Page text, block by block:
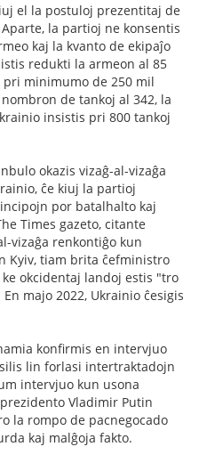
el la postuloj prezentitaj de
la partioj ne konsentis
kaj la kvanto de ekipaĵo
redukti la armeon al 85
minimumo de 250 mil
de tankoj al 342, la
insistis pri 800 tankoj
okazis vizaĝ-al-vizaĝa
ĉe kiuj la partioj
por batalhalto kaj
Times gazeto, citante
vizaĝa renkontiĝo kun
Kyiv, tiam brita ĉefministro
okcidentaj landoj estis "tro
majo 2022, Ukrainio ĉesigis
konfirmis en intervjuo
lin forlasi intertraktadojn
intervjuo kun usona
Vladimir Putin
la rompo de pacnegocado
kaj malĝoja fakto.